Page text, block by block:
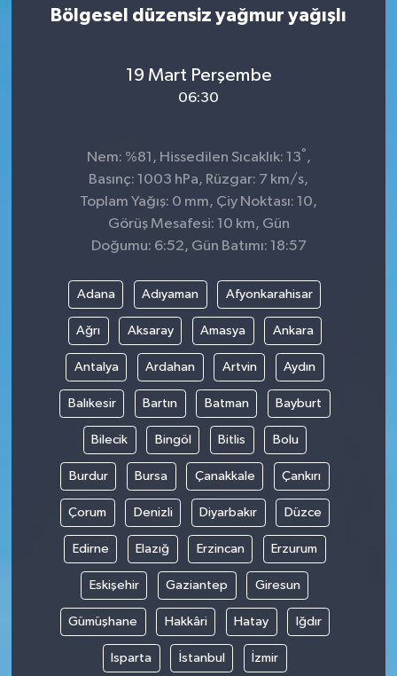
Bölgesel düzensiz yağmur yağışlı
19 Mart Perşembe
06:30
Nem: %81, Hissedilen Sıcaklık: 13° ,
Basınç: 1003 hPa, Rüzgar: 7 km/s,
Toplam Yağış: 0 mm, Çiy Noktası: 10,
Görüş Mesafesi: 10 km, Gün
Doğumu: 6:52, Gün Batımı: 18:57
Adana Adıyaman Afyonkarahisar
Ağrı Aksaray Amasya Ankara
Antalya Ardahan Artvin Aydın
Balıkesir Bartın Batman Bayburt
Bilecik Bingöl Bitlis Bolu
Burdur Bursa Çanakkale Çankırı
Çorum Denizli Diyarbakır Düzce
Edirne Elazığ Erzincan Erzurum
Eskişehir Gaziantep Giresun
Gümüşhane Hakkâri Hatay Iğdır
Isparta İstanbul İzmir